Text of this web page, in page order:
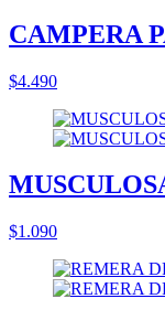
CAMPERA
$4.490
$1.090